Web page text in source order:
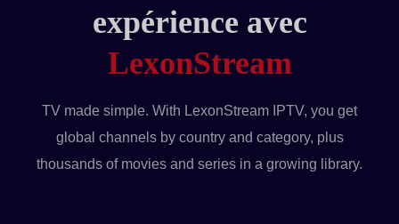
expérience avec
LexonStream
TV made simple. With LexonStream IPTV, you get
global channels by country and category, plus
thousands of movies and series in a growing library.